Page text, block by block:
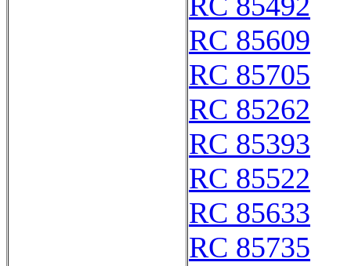
RC 85609
RC 85705
RC 85262
RC 85393
RC 85522
RC 85633
RC 85735